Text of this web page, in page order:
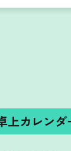
上カレンダ